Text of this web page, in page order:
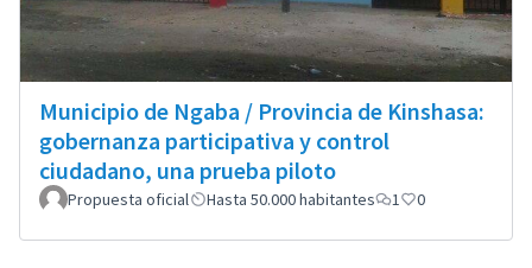
Municipio de Ngaba / Provincia de Kinshasa:
gobernanza participativa y control
ciudadano, una prueba piloto
Propuesta oficial Hasta 50.000 habitantes 1 0